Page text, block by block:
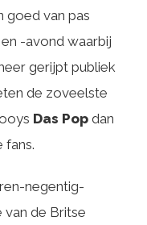
goed van pas
-avond waarbij
gerijpt publiek
de zoveelste
Das Pop dan
fans.
negentig-
de Britse